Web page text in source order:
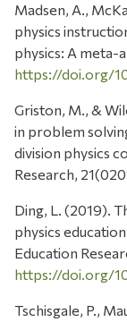
Madsen, A.,
physics
physics: A meta-
https://doi.org/
Griston, M., &
in problem
division physics
Research,
Ding, L. (2019).
physics
Education
https://doi.org/
Tschisgale, P.,